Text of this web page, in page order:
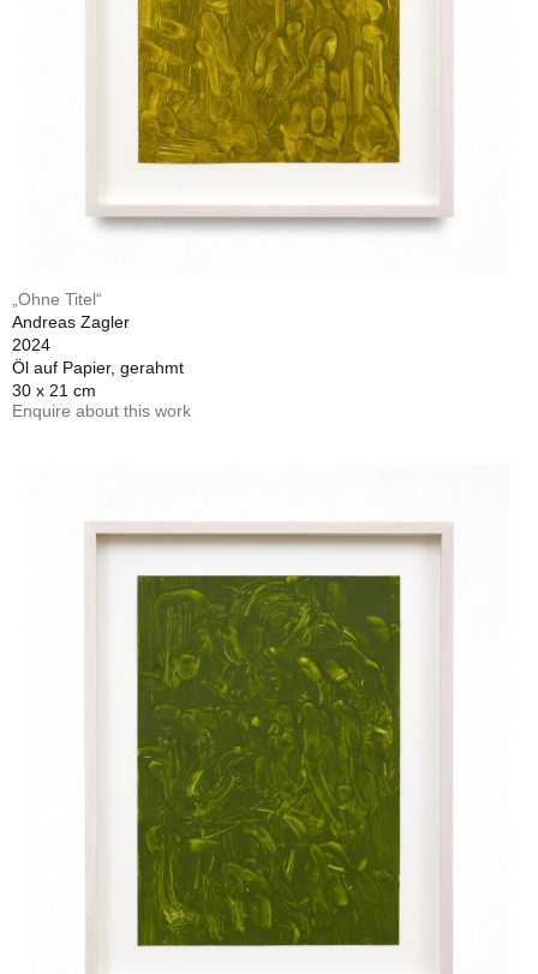
„Ohne Titel“
Andreas Zagler
2024
Öl auf Papier, gerahmt
30 x 21 cm
Enquire about this work